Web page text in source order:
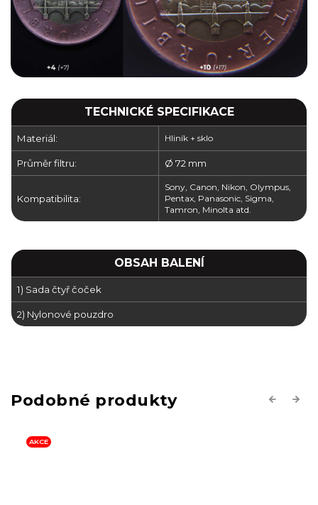
TECHNICKÉ SPECIFIKACE
Materiál: Hliník + sklo
Průměr filtru: Ø 72 mm
Kompatibilita:
Sony, Canon, Nikon, Olympus,
Pentax, Panasonic, Sigma,
Tamron, Minolta atd.
OBSAH BALENÍ
1) Sada čtyř čoček
2) Nylonové pouzdro
Previous
AKCE
Next